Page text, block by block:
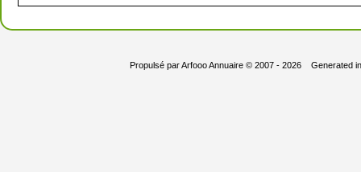
Propulsé parArfooo Annuaire© 2007 - 2026 Generated